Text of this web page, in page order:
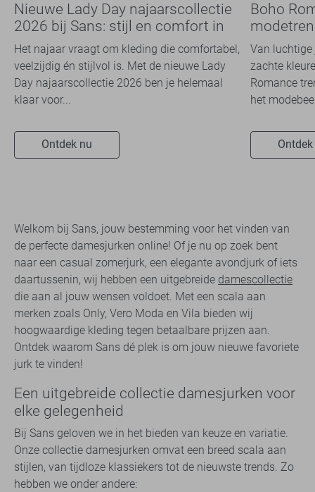
Nieuwe Lady Day najaarscollectie
2026 bij Sans: stijl en comfort in
travelkwaliteit
Het najaar vraagt om kleding die comfortabel,
veelzijdig én stijlvol is. Met de nieuwe Lady
Day najaarscollectie 2026 ben je helemaal
klaar voor...
Ontdek nu
Boho
overal
Van luchtige
zachte
Romance
het
Welkom bij Sans, jouw bestemming voor het vinden van
de perfecte damesjurken online! Of je nu op zoek bent
naar een casual zomerjurk, een elegante avondjurk of iets
daartussenin, wij hebben een uitgebreide damescollectie
die aan al jouw wensen voldoet. Met een scala aan
merken zoals Only, Vero Moda en Vila bieden wij
hoogwaardige kleding tegen betaalbare prijzen aan.
Ontdek waarom Sans dé plek is om jouw nieuwe favoriete
jurk te vinden!
Een uitgebreide collectie damesjurken voor
elke gelegenheid
Bij Sans geloven we in het bieden van keuze en variatie.
Onze collectie damesjurken omvat een breed scala aan
stijlen, van tijdloze klassiekers tot de nieuwste trends. Zo
hebben we onder andere: